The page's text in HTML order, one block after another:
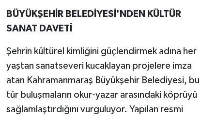
BÜYÜKŞEHİR BELEDİYESİ'NDEN KÜLTÜR
SANAT DAVETİ
Şehrin kültürel kimliğini güçlendirmek adına her
yaştan sanatseveri kucaklayan projelere imza
atan Kahramanmaraş Büyükşehir Belediyesi, bu
tür buluşmaların okur-yazar arasındaki köprüyü
sağlamlaştırdığını vurguluyor. Yapılan resmi